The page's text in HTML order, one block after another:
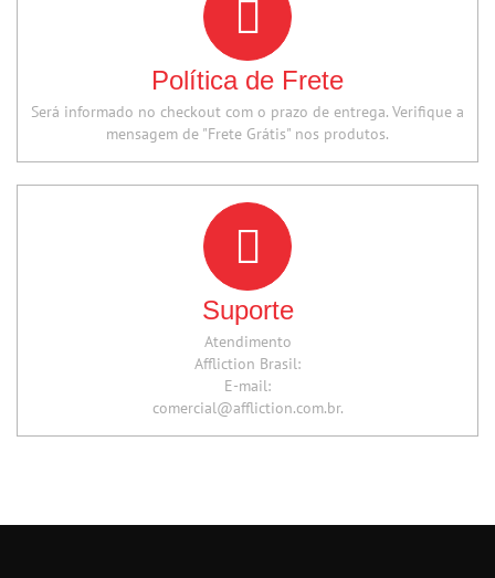
Política de Frete
Será informado no checkout com o prazo de entrega. Verifique a
mensagem de "Frete Grátis" nos produtos.
Suporte
Atendimento
Affliction Brasil:
E-mail:
comercial@affliction.com.br.